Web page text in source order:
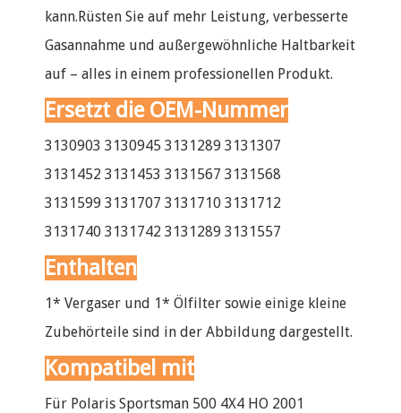
kann.Rüsten Sie auf mehr Leistung, verbesserte
Gasannahme und außergewöhnliche Haltbarkeit
auf – alles in einem professionellen Produkt.
Ersetzt die OEM-Nummer
3130903 3130945 3131289 3131307
3131452 3131453 3131567 3131568
3131599 3131707 3131710 3131712
3131740 3131742 3131289 3131557
Enthalten
1* Vergaser und 1* Ölfilter sowie einige kleine
Zubehörteile sind in der Abbildung dargestellt.
Kompatibel mit
Für Polaris Sportsman 500 4X4 HO 2001